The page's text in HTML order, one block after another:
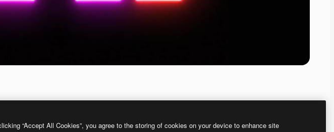
“Accept All Cookies”, you agree to the storing of cookies on your device to enhance site